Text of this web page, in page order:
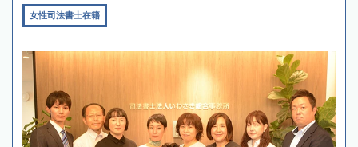
女性司法書士在籍